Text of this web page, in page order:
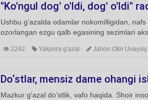
"Ko'ngul dog' o'ldi, dog' o'ldi"
Ushbu g'azalda odamlar nokomilligidan,
ozorlangan ezgu qalb egasining sezimlari
2242 Yakpora g'azal Jahon Otin Uvaysiy
Do‘stlar, mensiz dame ohangi
Mazkur g'azal do’stlik, vafo haqida. Shoir